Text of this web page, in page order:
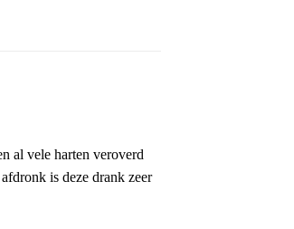
al vele harten veroverd
is deze drank zeer